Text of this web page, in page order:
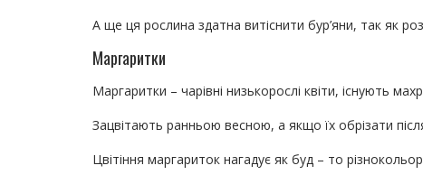
А ще ця рослина здатна витіснити бур’яни, так як
Маргаритки
Маргаритки – чарівні низькорослі квіти, існують
Зацвітають ранньою весною, а якщо їх обрізати
Цвітіння маргариток нагадує як буд – то